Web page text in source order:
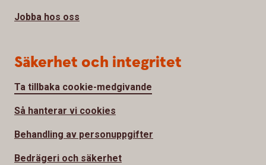
Jobba hos oss
Säkerhet och integritet
Ta tillbaka cookie-medgivande
Så hanterar vi cookies
Behandling av personuppgifter
Bedrägeri och säkerhet